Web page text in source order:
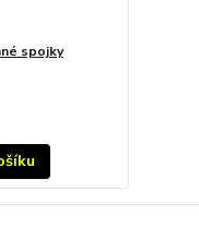
spojky